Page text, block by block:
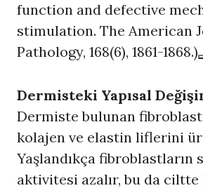
function and defective
stimulation. The American
Pathology, 168(6), 1861-1868.)
Dermisteki Yapısal
Dermiste bulunan
kolajen ve elastin liflerini
Yaşlandıkça fibroblastların
aktivitesi azalır, bu da ciltte